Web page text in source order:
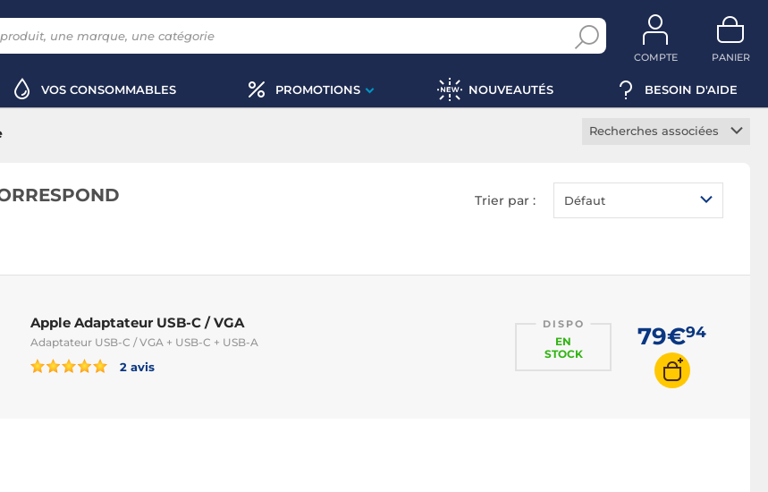
COMPTE PANIER
VOS CONSOMMABLES PROMOTIONS NOUVEAUTÉS BESOIN D'AIDE
Recherches associées
Coupleur VGA
Extendeur VGA
Trier par : Défaut
Apple Adaptateur USB-C / VGA
Adaptateur USB-C / VGA + USB-C + USB-A
2 avis
DISPO
EN
STOCK
79€94